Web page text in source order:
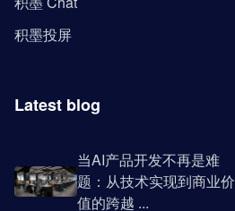
积墨投屏
Latest blog
当AI产品开发不再是难
题：从技术实现到商业价
值的跨越 ...